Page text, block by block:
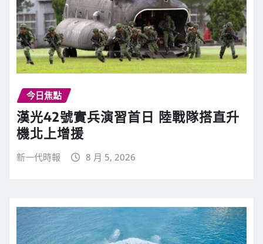
今日焦點
漢光42號實兵演習首日 陸戰隊搭直升
機北上增援
新一代時報 8 月 5, 2026